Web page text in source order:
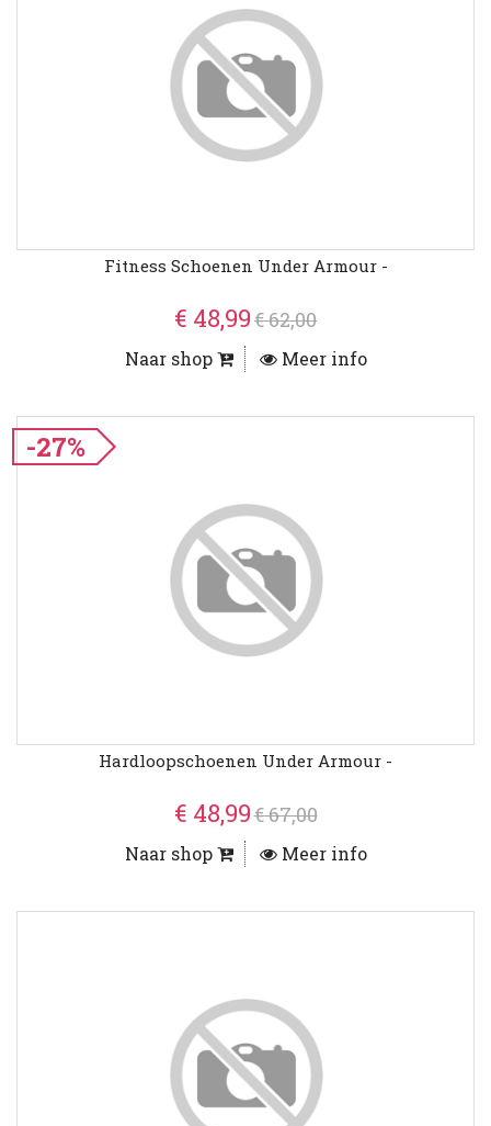
Fitness Schoenen Under Armour -
€ 48,99€ 62,00
Naar shop Meer info
-27%
Hardloopschoenen Under Armour -
€ 48,99€ 67,00
Naar shop Meer info